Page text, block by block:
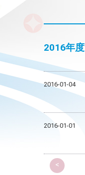
2016年度
2016-01-04
2016-01-01
<